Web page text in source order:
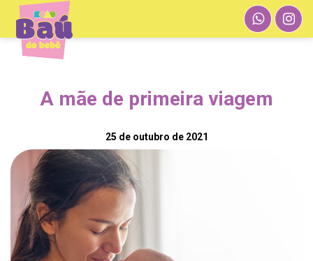
A mãe de primeira viagem
25 de outubro de 2021